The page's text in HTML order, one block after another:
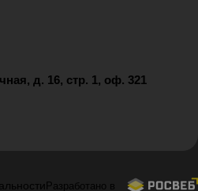
д. 16, стр. 1, оф. 321
Разработано в